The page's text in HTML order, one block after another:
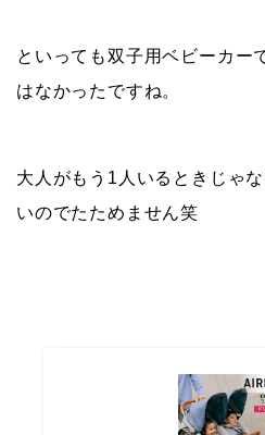
といっても双子用ベビーカー
はなかったですね。
大人がもう1人いるときじゃ
いのでたためません笑